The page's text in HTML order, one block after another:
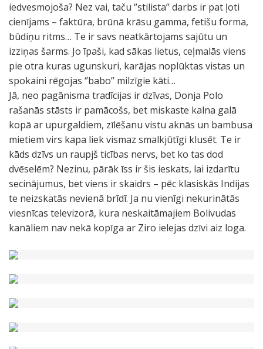
iedvesmojoša? Nez vai, taču ‘’stilista’’ darbs ir pat ļoti
cienījams – faktūra, brūnā krāsu gamma, fetišu forma,
būdiņu ritms… Te ir savs neatkārtojams sajūtu un
izziņas šarms. Jo īpaši, kad sākas lietus, ceļmalās viens
pie otra kuras ugunskuri, karājas noplūktas vistas un
spokaini rēgojas ‘’babo’’ milzīgie kāti…
Jā, neo pagānisma tradīcijas ir dzīvas, Donja Polo
rašanās stāsts ir pamācošs, bet miskaste kalna galā
kopā ar upurgaldiem, zīlēšanu vistu aknās un bambusa
mietiem virs kapa liek vismaz smalkjūtīgi klusēt. Te ir
kāds dzīvs un raupjš ticības nervs, bet ko tas dod
dvēselēm? Nezinu, pārāk īss ir šis ieskats, lai izdarītu
secinājumus, bet viens ir skaidrs – pēc klasiskās Indijas
te neizskatās nevienā brīdī. Ja nu vienīgi nekurinātās
viesnīcas televizorā, kura neskaitāmajiem Bolivudas
kanāliem nav nekā kopīga ar Ziro ielejas dzīvi aiz loga.